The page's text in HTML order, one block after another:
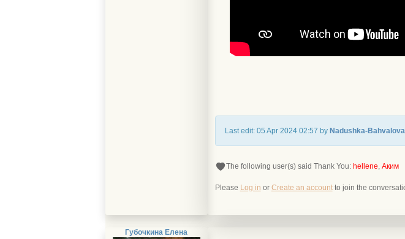
Last edit: 05 Apr 2024 02:57 by Nadushka-
The following user(s) said Thank You: hellene, Аким
Please Log in or Create an accountto join the
Губочкина Елена